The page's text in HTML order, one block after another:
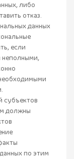
либо
отказ.
данных
если
неполными,
субъектов
должны
по этим